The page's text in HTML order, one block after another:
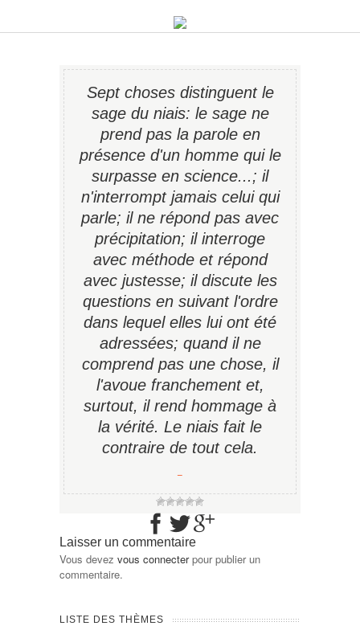
Sept choses distinguent le
sage du niais: le sage ne
prend pas la parole en
présence d'un homme qui le
surpasse en science...; il
n'interrompt jamais celui qui
parle; il ne répond pas avec
précipitation; il interroge
avec méthode et répond
avec justesse; il discute les
questions en suivant l'ordre
dans lequel elles lui ont été
adressées; quand il ne
comprend pas une chose, il
l'avoue franchement et,
surtout, il rend hommage à
la vérité. Le niais fait le
contraire de tout cela.
−
Laisser un commentaire
Vous devez vous connecterpour publier un
commentaire.
LISTE DES THÈMES